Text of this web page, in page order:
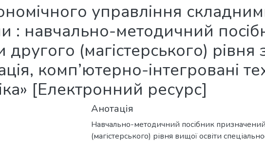
управління
: навчально-методичний
другого (магістерського) рівня
комп’ютерно-інтегровані
[Електронний ресурс]
Анотація
Навчально-методичний посібник
(магістерського) рівня вищої освіти